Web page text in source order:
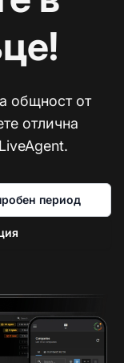
общност от
отлична
период